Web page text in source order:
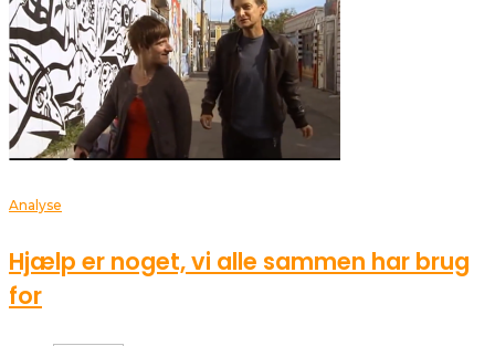
Analyse
Hjælp er noget, vi alle sammen har brug
for